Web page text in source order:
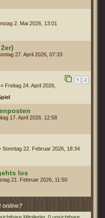
2. Mai 2026, 13:01
27. April 2026, 07:33
1 2
» Freitag 24. April 2026,
17. April 2026, 12:58
Sonntag 22. Februar 2026, 18:34
los
21. Februar 2026, 11:50
online?